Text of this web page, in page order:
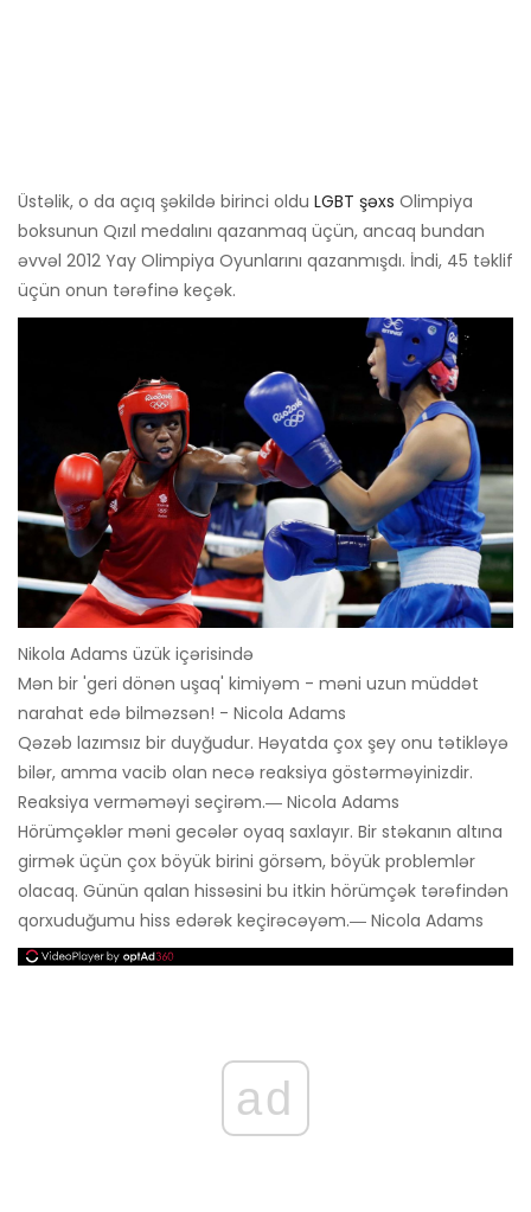
Üstəlik, o da açıq şəkildə birinci oldu LGBT şəxs Olimpiya
boksunun Qızıl medalını qazanmaq üçün, ancaq bundan
əvvəl 2012 Yay Olimpiya Oyunlarını qazanmışdı. İndi, 45 təklif
üçün onun tərəfinə keçək.
Nikola Adams üzük içərisində
Mən bir 'geri dönən uşaq' kimiyəm - məni uzun müddət
narahat edə bilməzsən! - Nicola Adams
Qəzəb lazımsız bir duyğudur. Həyatda çox şey onu tətikləyə
bilər, amma vacib olan necə reaksiya göstərməyinizdir.
Reaksiya verməməyi seçirəm.― Nicola Adams
Hörümçəklər məni gecələr oyaq saxlayır. Bir stəkanın altına
girmək üçün çox böyük birini görsəm, böyük problemlər
olacaq. Günün qalan hissəsini bu itkin hörümçək tərəfindən
qorxuduğumu hiss edərək keçirəcəyəm.― Nicola Adams
ad